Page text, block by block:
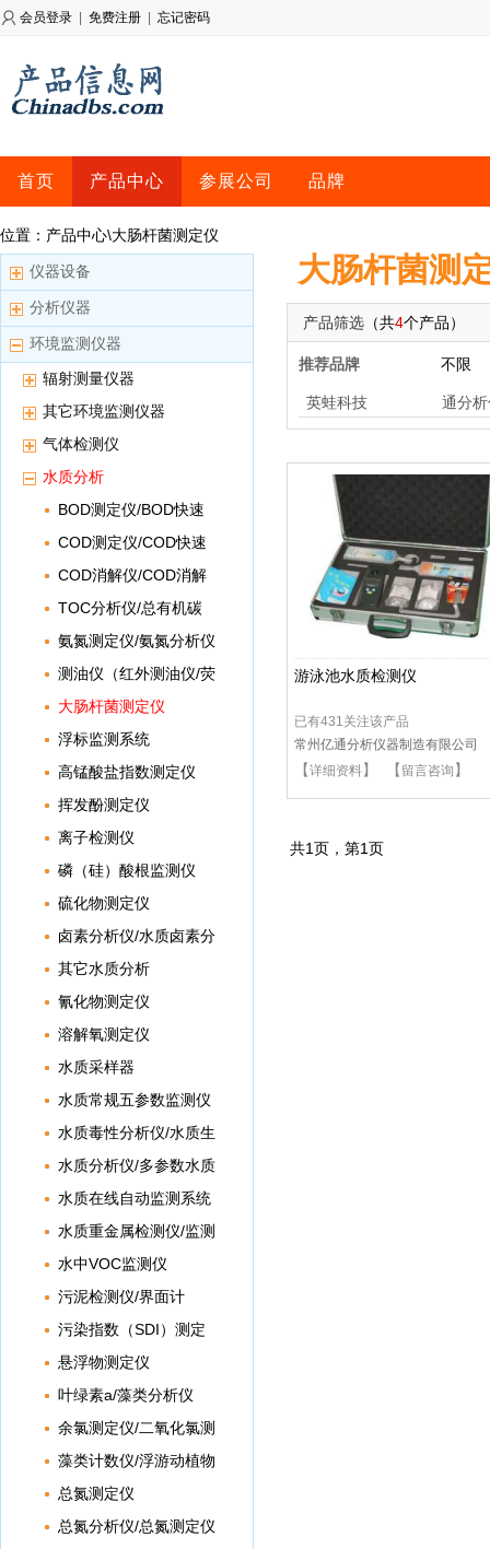
会员登录 免费注册 忘记密码
首页 产品中心 参展公司 品牌
位置：产品中心\大肠杆菌测定仪
仪器设备
分析仪器
环境监测仪器
辐射测量仪器
其它环境监测仪器
气体检测仪
水质分析
BOD测定仪/BOD快速
测定仪
COD测定仪/COD快速
测定仪
COD消解仪/COD消解
器 TOC分析仪/总有机碳
分析仪
氨氮测定仪/氨氮分析仪
测油仪（红外测油仪/荧
光测油仪）
大肠杆菌测定仪
浮标监测系统
高锰酸盐指数测定仪
（CODMn）
挥发酚测定仪
离子检测仪
磷（硅）酸根监测仪
硫化物测定仪
卤素分析仪/水质卤素分
析仪其它水质分析
氰化物测定仪
溶解氧测定仪
水质采样器
水质常规五参数监测仪
水质毒性分析仪/水质生
物毒性分析仪
水质分析仪/多参数水质
分析仪
水质在线自动监测系统
水质重金属检测仪/监测
仪 水中VOC监测仪
污泥检测仪/界面计
污染指数（SDI）测定
仪 悬浮物测定仪
叶绿素a/藻类分析仪
余氯测定仪/二氧化氯测
定仪藻类计数仪/浮游动植物
计数框
总氮测定仪
总氮分析仪/总氮测定仪
大肠杆菌测
产品筛选 （共4个产品）
推荐品牌 不限
英蛙科技 通分
游泳池水质检测仪
已有431关注该产品
常州亿通分析仪器制造有限公司
【详细资料】 【 留言咨询 】
共1页，第1页